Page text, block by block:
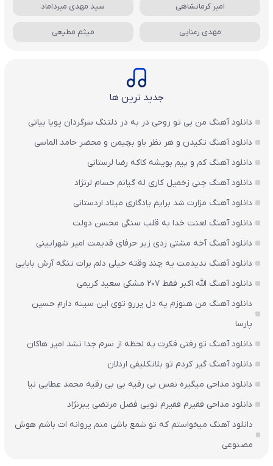
امیر کرمانشاهی سید مهدی میرداماد
مهدی رعنایی میثم مطیعی
جدید ترین ها
دانلود آهنگ من بی تو روحی در به در دلتنگ سرگردان پویا بیاتی
دانلود آهنگ تکیدن و هر نظر باو بچیمن و محضر حامد الماسی
دانلود آهنگ کم و پیم بویشه کاکه رضا لرستانی
دانلود آهنگ چنی زخمیل کاری له گیانم حسام لرنژاد
دانلود آهنگ مزارت شد برایم یادگاری میلاد اردستانی
دانلود آهنگ لعنت خدا به قلب سنگی محسن دولت
دانلود آهنگ آخه مشتی زدی زیر حرفای قدیمت امیر شهرایینی
دانلود آهنگ ندیدمت یه چند وقته خیلی دلم برات تنگه آرش بابایی
دانلود آهنگ الله اکبر فقط 207 مشکی سعید کریمی
دانلود آهنگ من هنوزم یه دل پررو توی این سینه دارم حسین
پارسا
دانلود آهنگ تو رفتی فکرت یه لحظه از سرم جدا نشد امیر هاکان
دانلود آهنگ گیر کردم تو بلاتکلیفی اردلان
دانلود مداحی میگیره نفس بی رقیه بی بی رقیه محمد عطایی نیا
دانلود مداحی فقیرم فقیرم تویی فضل مرتضی یبرنژاد
دانلود آهنگ میخواستم که تو شمع باشی منم پروانه ات باشم هوش
مصنوعی